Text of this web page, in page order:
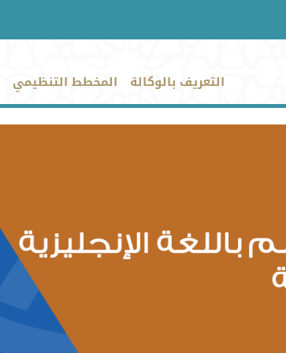
التعريف بالوكالة
المخطط التنظيمي